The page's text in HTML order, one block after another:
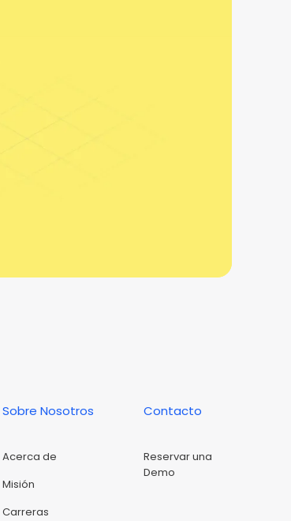
Sobre Nosotros
Acerca de
Misión
Carreras
Contacto
Reservar una
Demo